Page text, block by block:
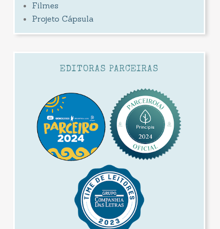
Filmes
Projeto Cápsula
EDITORAS PARCEIRAS